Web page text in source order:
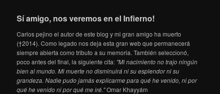
Sí amigo, nos veremos en el Infierno!
Carlos pejino el autor de este blog y mi gran amigo ha muerto
(†2014). Como legado nos deja esta gran web que permanecerá
siempre abierta como tributo a su memoria. También seleccionó,
poco antes del final, la siguiente cita: "Mi nacimiento no trajo ningún
bien al mundo. Mi muerte no disminuirá ni su esplendor ni su
grandeza. Nadie pudo jamás explicarme para qué he venido, ni por
qué he venido ni por qué me iré."Omar Khayyám